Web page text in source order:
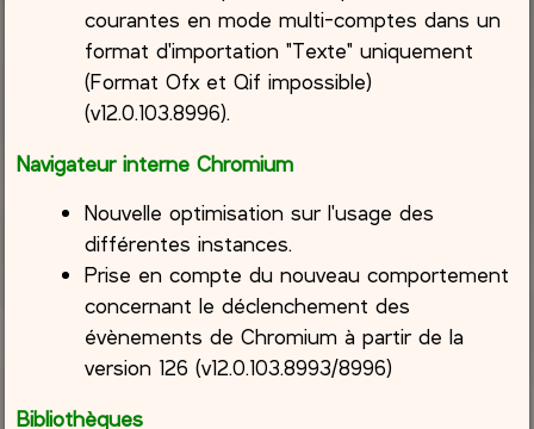
courantes en mode multi-comptes dans un
format d'importation "Texte" uniquement
(Format Ofx et Qif impossible)
(v12.0.103.8996).
Navigateur interne Chromium
Nouvelle optimisation sur l'usage des
différentes instances.
Prise en compte du nouveau comportement
concernant le déclenchement des
évènements de Chromium à partir de la
version 126 (v12.0.103.8993/8996)
Bibliothèques